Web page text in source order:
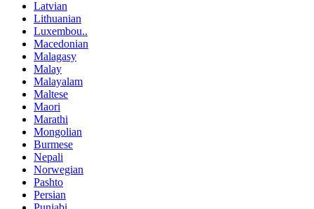
Latvian
Lithuanian
Luxembou..
Macedonian
Malagasy
Malay
Malayalam
Maltese
Maori
Marathi
Mongolian
Burmese
Nepali
Norwegian
Pashto
Persian